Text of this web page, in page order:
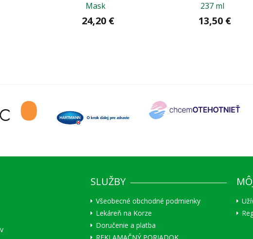
Mask
24,20 €
237 ml
13,50 €
SLUŽBY
Všeobecné obchodné podmienky
Lekáreň na Korze
Doručenie a platba